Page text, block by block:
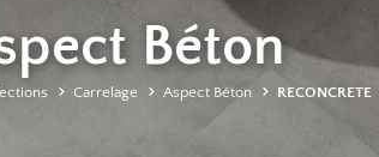
Béton
Carrelage Aspect Béton RECONCRETE